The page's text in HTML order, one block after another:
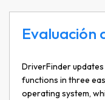
Evaluación
DriverFinder
functions in three
operating system,